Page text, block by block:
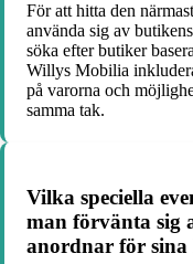
För att hitta den
använda sig av
söka efter butiker
Willys Mobilia
på varorna och
samma tak.
Vilka speciella
man förvänta sig
anordnar för sina